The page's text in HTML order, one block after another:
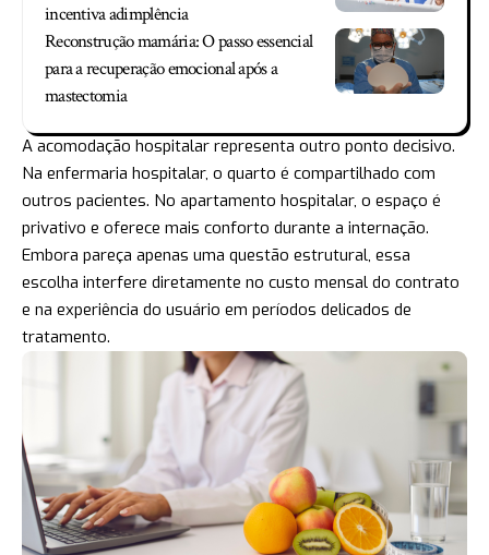
incentiva adimplência
Reconstrução mamária: O passo essencial
para a recuperação emocional após a
mastectomia
A acomodação hospitalar representa outro ponto decisivo.
Na enfermaria hospitalar, o quarto é compartilhado com
outros pacientes. No apartamento hospitalar, o espaço é
privativo e oferece mais conforto durante a internação.
Embora pareça apenas uma questão estrutural, essa
escolha interfere diretamente no custo mensal do contrato
e na experiência do usuário em períodos delicados de
tratamento.